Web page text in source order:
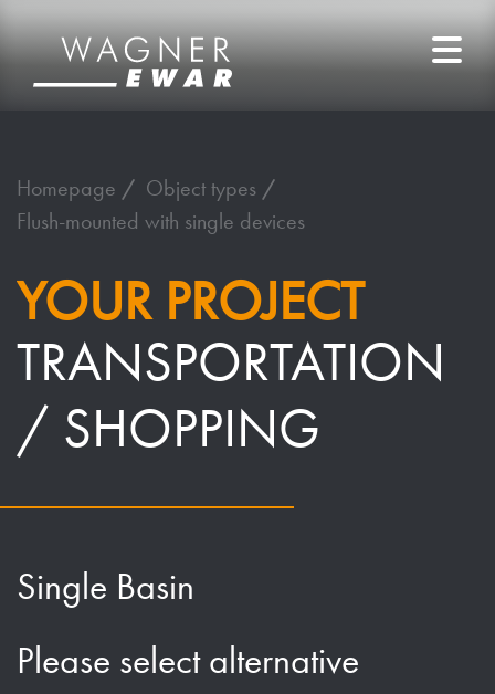
Homepage
Object types
Flush-mounted with single devices
YOUR PROJECT
TRANSPORTATION
/ SHOPPING
Single Basin
Please select alternative